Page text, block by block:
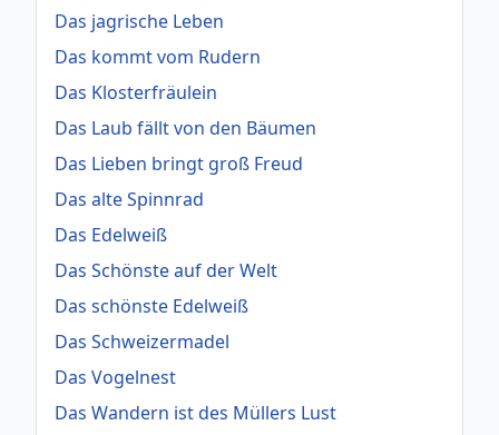
Das jagrische Leben
Das kommt vom Rudern
Das Klosterfräulein
Das Laub fällt von den Bäumen
Das Lieben bringt groß Freud
Das alte Spinnrad
Das Edelweiß
Das Schönste auf der Welt
Das schönste Edelweiß
Das Schweizermadel
Das Vogelnest
Das Wandern ist des Müllers Lust